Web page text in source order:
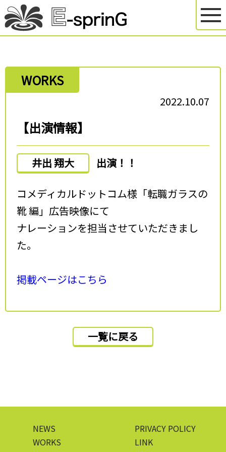
WORKS
2022.10.07
【出演情報】
井出 翔大 出演！！
コメディカルドットコム様「転職ガラスの
靴 編」広告映像にて
ナレーションを担当させていただきまし
た。
掲載ページはこちら
一覧に戻る
NEWS
WORKS
PRIVACY POLICY
LINK